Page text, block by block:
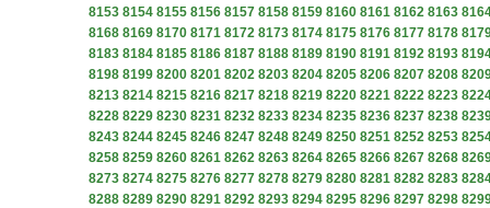
8153 8154 8155 8156 8157 8158 8159 8160 8161 8162 8163
8168 8169 8170 8171 8172 8173 8174 8175 8176 8177 8178
8183 8184 8185 8186 8187 8188 8189 8190 8191 8192 8193
8198 8199 8200 8201 8202 8203 8204 8205 8206 8207 8208
8213 8214 8215 8216 8217 8218 8219 8220 8221 8222 8223
8228 8229 8230 8231 8232 8233 8234 8235 8236 8237 8238
8243 8244 8245 8246 8247 8248 8249 8250 8251 8252 8253
8258 8259 8260 8261 8262 8263 8264 8265 8266 8267 8268
8273 8274 8275 8276 8277 8278 8279 8280 8281 8282 8283
8288 8289 8290 8291 8292 8293 8294 8295 8296 8297 8298